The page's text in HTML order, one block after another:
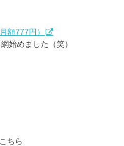
額777円）
始めました（笑）
ちら